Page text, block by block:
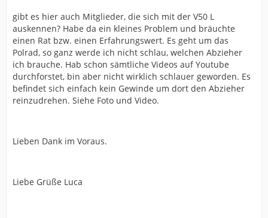
gibt es hier auch Mitglieder, die sich mit der V50 L
auskennen? Habe da ein kleines Problem und bräuchte
einen Rat bzw. einen Erfahrungswert. Es geht um das
Polrad, so ganz werde ich nicht schlau, welchen Abzieher
ich brauche. Hab schon sämtliche Videos auf Youtube
durchforstet, bin aber nicht wirklich schlauer geworden. Es
befindet sich einfach kein Gewinde um dort den Abzieher
reinzudrehen. Siehe Foto und Video.
Lieben Dank im Voraus.
Liebe Grüße Luca